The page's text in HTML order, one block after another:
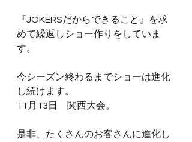
『JOKERSだからできること』を求
めて繰返しショー作りをしていま
す。
今シーズン終わるまでショーは進化
し続けます。
11月13日　関西大会。
是非、たくさんのお客さんに進化し